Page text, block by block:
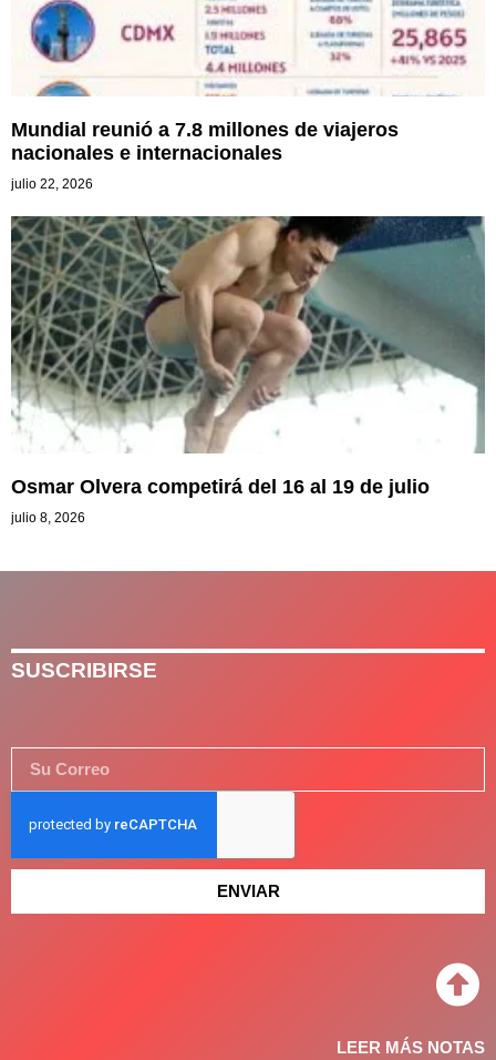
Mundial reunió a 7.8 millones de viajeros
nacionales e internacionales
julio 22, 2026
Osmar Olvera competirá del 16 al 19 de julio
julio 8, 2026
SUSCRIBIRSE
ENVIAR
LEER MÁS NOTAS